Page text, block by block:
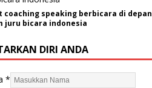
coaching speaking berbicara di depan
juru bicara indonesia
DIRI ANDA
*